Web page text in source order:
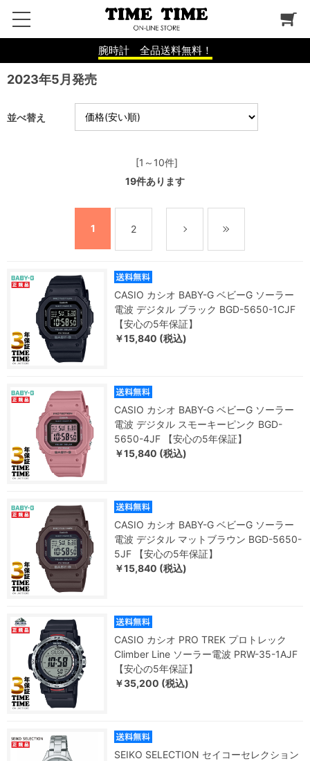
腕時計 全品送料無料！
2023年5月発売
並べ替え
[1～10件]
19件あります
1 2
CASIO カシオ BABY-G ベビーG ソーラー
電波 デジタル ブラック BGD-5650-1CJF
【安心の5年保証】
￥15,840 (税込)
CASIO カシオ BABY-G ベビーG ソーラー
電波 デジタル スモーキーピンク BGD-
5650-4JF 【安心の5年保証】
￥15,840 (税込)
CASIO カシオ BABY-G ベビーG ソーラー
電波 デジタル マットブラウン BGD-5650-
5JF 【安心の5年保証】
￥15,840 (税込)
CASIO カシオ PRO TREK プロトレック
Climber Line ソーラー電波 PRW-35-1AJF
【安心の5年保証】
￥35,200 (税込)
SEIKO SELECTION セイコーセレクション